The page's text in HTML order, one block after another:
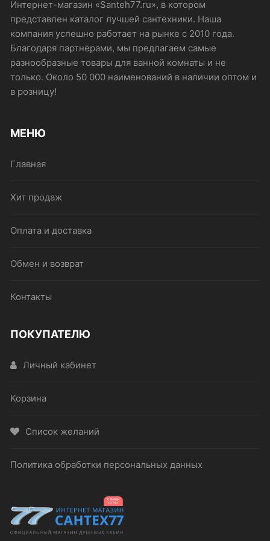
Интернет-магазин «Santeh77.ru», в котором
представлен каталог лучшей сантехники. Наша
компания успешно работает на рынке с 2010 года.
Благодаря партнёрами, мы предлагаем самые
разнообразные товары для ванной комнаты и не
только. Около 50 000 наименований в наличии оптом и
в розницу!
МЕНЮ
Главная
Хит продаж
Оплата и доставка
Обмен и возврат
Контакты
ПОКУПАТЕЛЮ
Личный кабинет
Корзина
Список желаний
Политика обработки персональных данных